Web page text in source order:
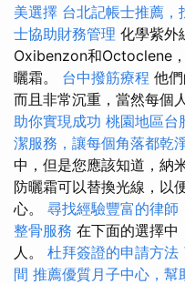
美選擇 台北記帳士推薦，
士協助財務管理 化學紫外
Oxibenzon和Octoclene
曬霜。 台中撥筋療程 他
而且非常沉重，當然每個
助你實現成功 桃園地區台
潔服務，讓每個角落都乾
中，但是您應該知道，納
防曬霜可以替換光線，以
心。 尋找經驗豐富的律師
整骨服務 在下面的選擇中
人。 杜拜簽證的申請方法
間 推薦優質月子中心，幫